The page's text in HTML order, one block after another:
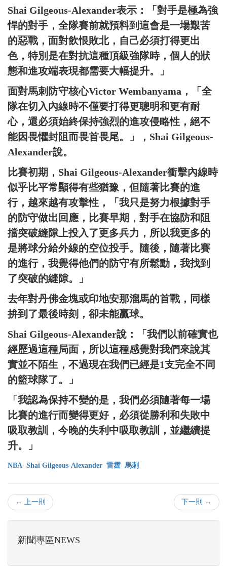
Shai Gilgeous-Alexander表示：「對手是極為強
悍的對手，全隊賽前就預料到這會是一場艱苦
的惡戰，面對飲恨敗北，自己必須打得更出
色，特別是在對抗這種頂級強隊時，個人的狀
態和進攻端表現都需要大幅提升。」
面對馬刺防守核心Victor Wembanyama，「全
隊在切入內線時不僅要打得更聰明和更有耐
心，還必須始終保持強烈的進攻侵略性，絕不
能因畏懼封阻而畏首畏尾。」，Shai Gilgeous-
Alexander說。
比賽初期，Shai Gilgeous-Alexander衝擊內線時
似乎比平常顯得有些猶豫，但隨著比賽的進
行，越來越有攻擊性，「我只是努力根據對手
的防守做出回應，比賽早期，對手在協防和阻
擋突破縫隙上投入了更多兵力，所以我更多的
是將球分給外線的空位投手。隨後，隨著比賽
的進行，我覺得他們的防守有所鬆動，我找到
了突破的縫隙。」
去年對丹佛金塊或印地安那溜馬的首戰，同樣
拚到了最後時刻，卻未能贏球。
Shai Gilgeous-Alexander說：「我們以前確實也
經歷過這種局面，所以這種感覺對我們來說其
實並不陌生，不過現在我們已經是1支完全不同
的籃球隊了。」
「我認為保持不變的是，我們必須隨著每一場
比賽的進行而變得更好，必須從勝利和失敗中
吸取教訓，今晚的失利中吸取教訓，並繼續提
升。」
NBA Shai Gilgeous-Alexander 雷霆 馬刺
← 上一則 下一則 →
新聞專區NEWS